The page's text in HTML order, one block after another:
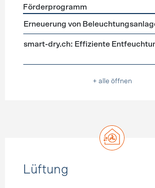
Förderprogramme Geräte,
Förderprogramm
Erneuerung von
smart-dry.ch: Effiziente
+ alle öffnen
Lüftung